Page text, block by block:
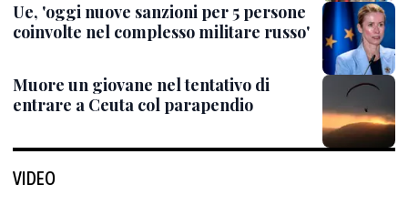
Ue, 'oggi nuove sanzioni per 5 persone
coinvolte nel complesso militare russo'
Muore un giovane nel tentativo di
entrare a Ceuta col parapendio
VIDEO